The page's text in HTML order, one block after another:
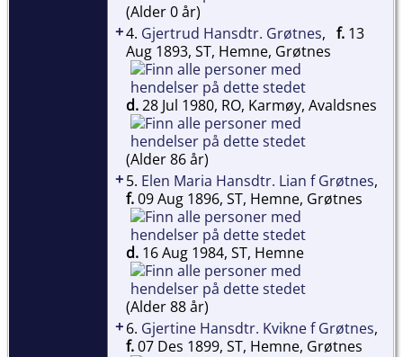
(Alder 0 år)
+4. Gjertrud Hansdtr. Grøtnes, f. 13
Aug 1893, ST, Hemne, Grøtnes
d.28 Jul 1980, RO, Karmøy, Avaldsnes
(Alder 86 år)
+5. Elen Maria Hansdtr. Lian f Grøtnes,
f.09 Aug 1896, ST, Hemne, Grøtnes
d. 16 Aug 1984, ST, Hemne
(Alder 88 år)
+6. Gjertine Hansdtr. Kvikne f Grøtnes,
f.07 Des 1899, ST, Hemne, Grøtnes